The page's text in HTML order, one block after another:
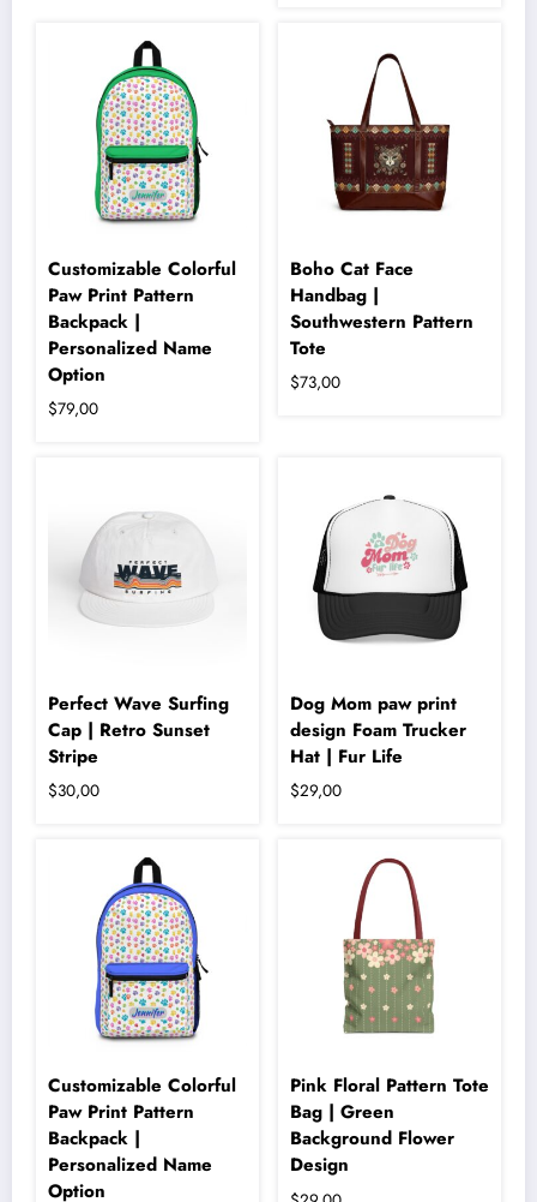
Seçenekler
sayfasından
seçilebilir
Seçenekler
sayfasından
seçilebilir
Customizable Colorful
Paw Print Pattern
Backpack |
Personalized Name
Option
$79,00
Boho Cat Face
Handbag |
Southwestern Pattern
Tote
$73,00
Perfect Wave Surfing
Cap | Retro Sunset
Stripe
$30,00
Dog Mom paw print
design Foam Trucker
Hat | Fur Life
$29,00
Customizable Colorful
Paw Print Pattern
Backpack |
Personalized Name
Option
Pink Floral Pattern Tote
Bag | Green
Background Flower
Design